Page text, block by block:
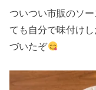
ついつい市販のソ
ても自分で味付け
づいたぞ